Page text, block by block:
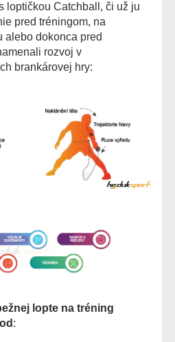
loptičkou Catchball, či už ju
pred tréningom, na
alebo dokonca pred
rozvoj v
brankárovej hry:
lopte na tréning
: